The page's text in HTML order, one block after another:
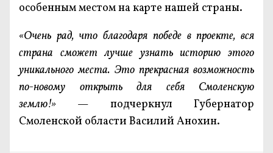
особенным местом на карте нашей страны.
«Очень рад, что благодаря победе в проекте, вся
страна сможет лучше узнать историю этого
уникального места. Это прекрасная возможность
по-новому открыть для себя Смоленскую
землю!» — подчеркнул Губернатор
Смоленской области Василий Анохин.